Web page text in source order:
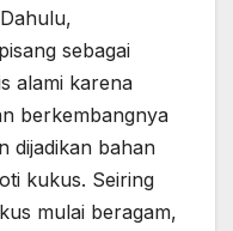
sebagai
alami karena
berkembangnya
dijadikan bahan
kukus. Seiring
mulai beragam,